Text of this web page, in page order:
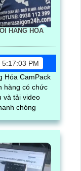
HÀNG HÓA
PM
Hóa CamPack
hàng có chức
và tải video
chóng